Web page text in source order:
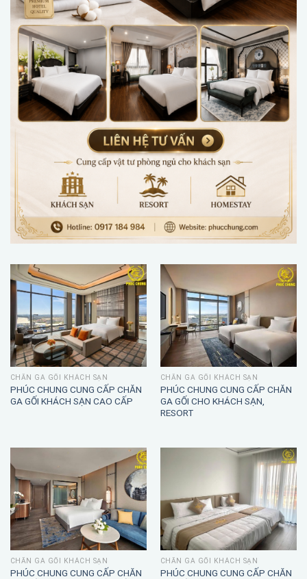
CHĂN GA GỐI KHÁCH SẠN
PHÚC CHUNG CUNG CẤP CHĂN
GA GỐI KHÁCH SẠN CAO CẤP
CHĂN GA GỐI KHÁCH SẠN
PHÚC CHUNG CUNG CẤP CHĂN
GA GỐI CHO KHÁCH SẠN,
RESORT
CHĂN GA GỐI KHÁCH SẠN
PHÚC CHUNG CUNG CẤP CHĂN
CHĂN GA GỐI KHÁCH SẠN
PHÚC CHUNG CUNG CẤP CHĂN